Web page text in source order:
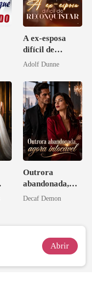
A ex-esposa
difícil de
reconquistar
Adolf Dunne
Outrora
abandonada,
agora intocável
Decaf Demon
Abrir